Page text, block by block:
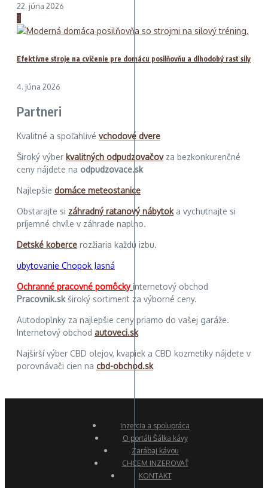
22. júna 2026
3
Efektívne stroje na cvičenie pre domácu posilňovňu a dlhodobý rast sily
4. júna 2026
Partneri
Kvalitné a spoľahlivé vchodové dvere
Široký výber kvalitných odpudzovačovza bezkonkurenčné
ceny nájdete na odpudzovace.sk
Najlepšie domáce meteostanice
Obstarajte si záhradný ratanový nábytoka vychutnajte si
príjemné chvíle v záhrade naplno.
Detské koberce rozžiaria každú izbu.
ubytovanie Chopok Jasná
Ochranné pracovné pomôckyinternetový obchod
Pracovnik.skširoký sortiment za výborné ceny.
Autodoplnky za najlepšie ceny priamo do vašej garáže.
Internetový obchod autoveci.sk
Najširší výber CBD olejov, kvapiek a CBD kozmetiky nájdete v
porovnávači cien na cbd-obchod.sk
Inzercia a spolupráca
O portáli Šálka kávy
Zarábaj kávou
CHCEM INZEROVAŤ
KONTAKT